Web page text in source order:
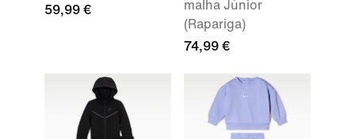
59,99 €
malha Júnior
(Rapariga)
74,99 €